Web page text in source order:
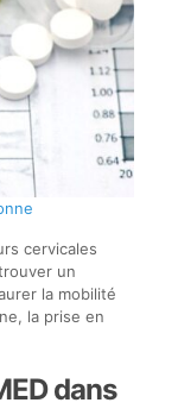
cervicales
un
la mobilité
la prise en
dans